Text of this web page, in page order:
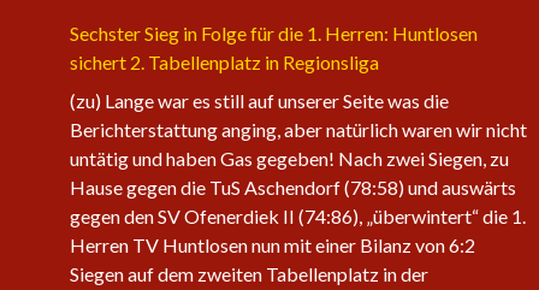
der
Eagles
nehmen
wieder
an
Fahrt
auf
Sechster Sieg in Folge für die 1. Herren: Huntlosen
sichert 2. Tabellenplatz in Regionsliga
(zu) Lange war es still auf unserer Seite was die
Berichterstattung anging, aber natürlich waren wir nicht
untätig und haben Gas gegeben! Nach zwei Siegen, zu
Hause gegen die TuS Aschendorf (78:58) und auswärts
gegen den SV Ofenerdiek II (74:86), „überwintert“ die 1.
Herren TV Huntlosen nun mit einer Bilanz von 6:2
Siegen auf dem zweiten Tabellenplatz in der